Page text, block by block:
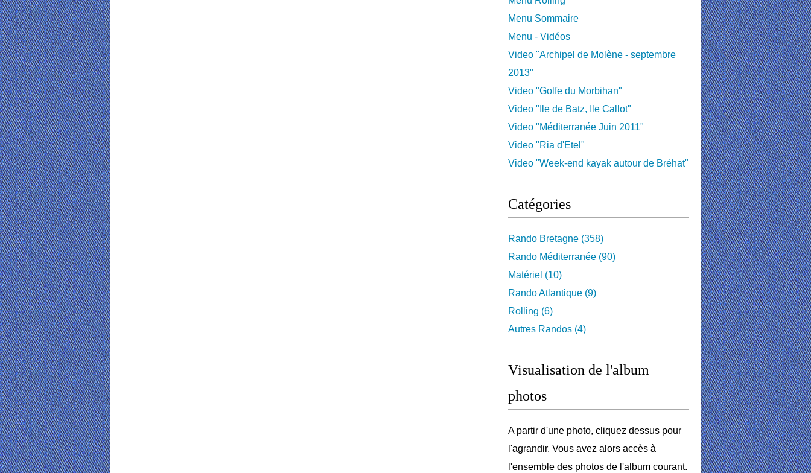
Menu Sommaire
Menu - Vidéos
Video "Archipel de Molène - septembre
2013"
Video "Golfe du Morbihan"
Video "Ile de Batz, Ile Callot"
Video "Méditerranée Juin 2011"
Video "Ria d'Etel"
Video "Week-end kayak autour de Bréhat"
Catégories
Rando Bretagne (358)
Rando Méditerranée (90)
Matériel (10)
Rando Atlantique (9)
Rolling (6)
Autres Randos (4)
Visualisation de l'album
photos
A partir d'une photo, cliquez dessus pour
l'agrandir. Vous avez alors accès à
l'ensemble des photos de l'album courant.